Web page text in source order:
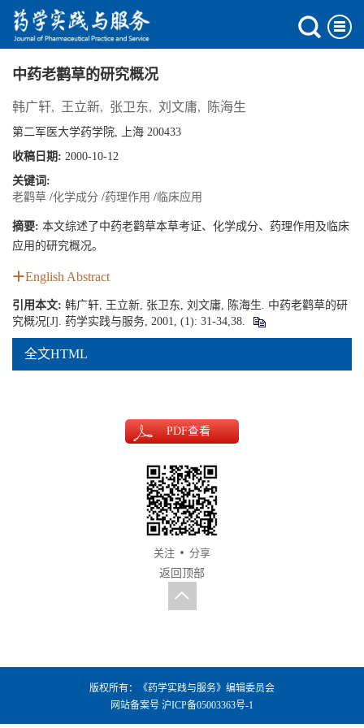
中药老鹳草的研究概况
韩广轩, 王立新, 张卫东, 刘文庸, 陈海生
第二军医大学药学院, 上海 200433
收稿日期: 2000-10-12
关键词:
老鹳草 /化学成分 /药理作用 / 临床应用
摘要: 本文综述了中药老鹳草本草考证、化学成分、药理作用及临床
应用的研究概况。
English Abstract
引用本文: 韩广轩, 王立新, 张卫东, 刘文庸, 陈海生. 中药老鹳草的研
究概况[J]. 药学实践与服务, 2001, (1): 31-34,38.
全文HTML
PDF查看
关注
分享
返回顶部
版权所有：《药学实践与服务》编辑委员会
网站备案号 沪ICP备05003363号-1